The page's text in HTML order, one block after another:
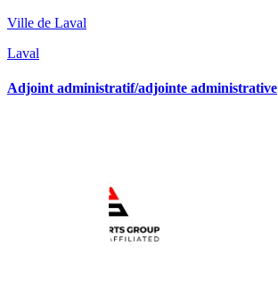
Ville de Laval
Laval
Adjoint administratif/adjointe administrative